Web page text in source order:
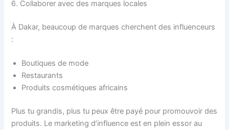
6. Collaborer avec des marques locales
À Dakar, beaucoup de marques cherchent des influenceurs
:
Boutiques de mode
Restaurants
Produits cosmétiques africains
Plus tu grandis, plus tu peux être payé pour promouvoir des
produits. Le marketing d’influence est en plein essor au